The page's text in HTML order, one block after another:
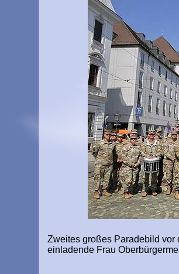
Zweites großes Paradebild vor
einladende Frau